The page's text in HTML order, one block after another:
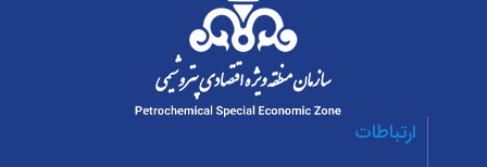
ارتباطات